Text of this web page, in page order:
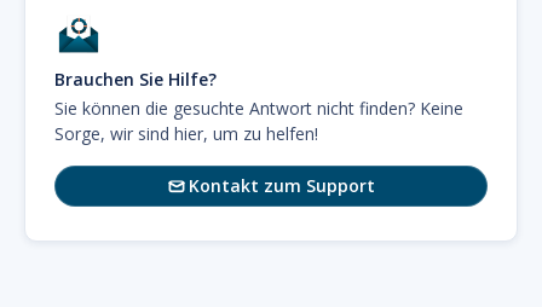
Brauchen Sie Hilfe?
Sie können die gesuchte Antwort nicht finden? Keine
Sorge, wir sind hier, um zu helfen!
Kontakt zum Support